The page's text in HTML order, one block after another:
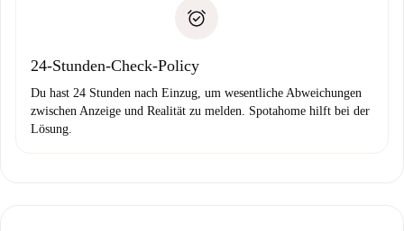
24-Stunden-Check-Policy
Du hast 24 Stunden nach Einzug, um wesentliche Abweichungen
zwischen Anzeige und Realität zu melden. Spotahome hilft bei der
Lösung.